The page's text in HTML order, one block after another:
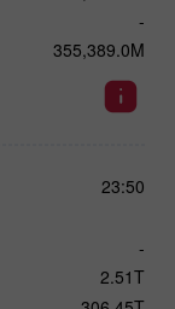
-
355,389.0M
23:50
-
2.51T